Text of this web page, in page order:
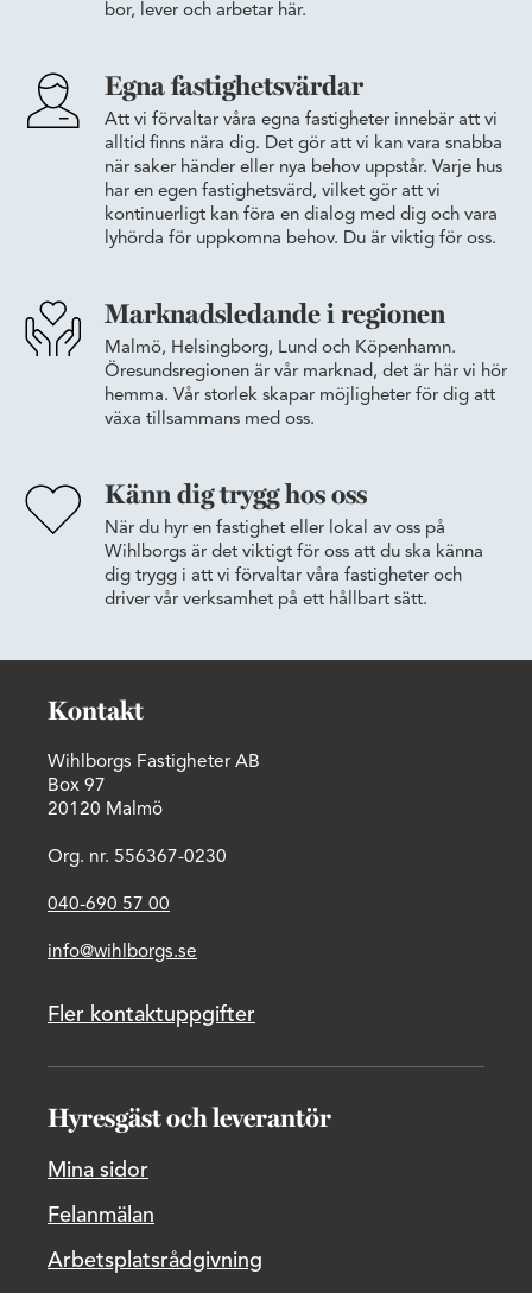
bor, lever och arbetar här.
Egna fastighetsvärdar
Att vi förvaltar våra egna fastigheter innebär att vi
alltid finns nära dig. Det gör att vi kan vara snabba
när saker händer eller nya behov uppstår. Varje hus
har en egen fastighetsvärd, vilket gör att vi
kontinuerligt kan föra en dialog med dig och vara
lyhörda för uppkomna behov. Du är viktig för oss.
Marknadsledande i regionen
Malmö, Helsingborg, Lund och Köpenhamn.
Öresundsregionen är vår marknad, det är här vi hör
hemma. Vår storlek skapar möjligheter för dig att
växa tillsammans med oss.
Känn dig trygg hos oss
När du hyr en fastighet eller lokal av oss på
Wihlborgs är det viktigt för oss att du ska känna
dig trygg i att vi förvaltar våra fastigheter och
driver vår verksamhet på ett hållbart sätt.
Kontakt
Wihlborgs Fastigheter AB
Box 97
20120 Malmö
Org. nr. 556367-0230
040-690 57 00
info@wihlborgs.se
Fler kontaktuppgifter
Hyresgäst och leverantör
Mina sidor
Felanmälan
Arbetsplatsrådgivning